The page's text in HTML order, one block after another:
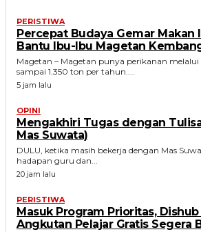
PERISTIWA
Percepat Budaya Gemar Makan
Bantu Ibu-Ibu Magetan
Magetan – Magetan punya perikanan
sampai 1.350 ton per tahun....
5 jam lalu
OPINI
Mengakhiri Tugas dengan
Mas Suwata)
DULU, ketika masih bekerja dengan Mas
hadapan guru dan...
20 jam lalu
PERISTIWA
Masuk Program Prioritas,
Angkutan Pelajar Gratis Segera